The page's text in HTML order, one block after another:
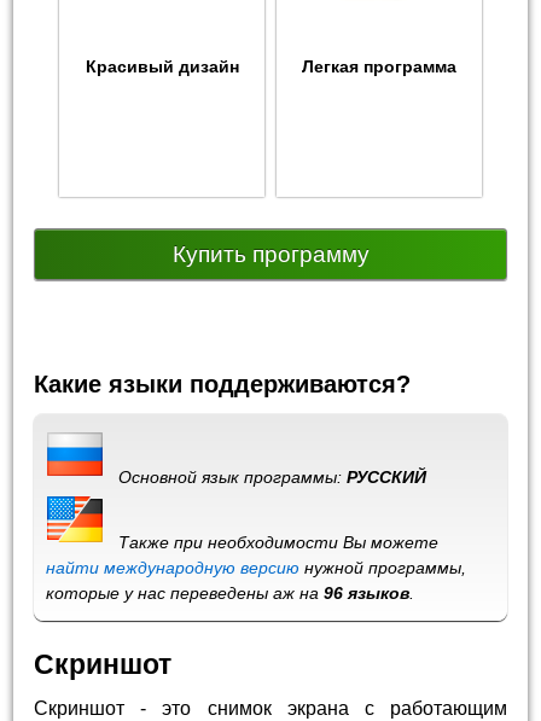
Красивый дизайн Легкая программа
Купить программу
Какие языки поддерживаются?
Основной язык программы:РУССКИЙ
Также при необходимости Вы можете
найти международную версию нужной программы,
которые у нас переведены аж на96 языков
Скриншот
Скриншот - это снимок экрана с работающим